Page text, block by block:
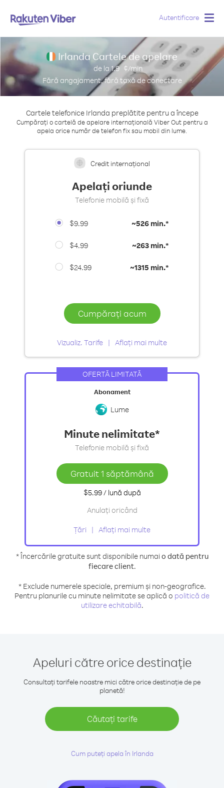
Autentificare
Irlanda Cartele de apelare
de la1.9 ¢/min
Fără angajament, fără taxă de conectare
Cartele telefonice Irlanda preplătite pentru a începe
Cumpărați o cartelă de apelare internațională Viber Out pentru a
apela orice număr de telefon fix sau mobil din lume.
Credit internațional
Apelați oriunde
Telefonie mobilă și fixă
$9.99 ~526 min.*
$4.99 ~263 min.*
$24.99 ~1315 min.*
Cumpărați acum
Vizualiz. Tarife Aflați mai multe
OFERTĂ LIMITATĂ
Abonament
Lume
Minute nelimitate*
Telefonie mobilă și fixă
Gratuit 1 săptămână
$5.99/ lună după
Anulați oricând
Țări Aflați mai multe
* Încercările gratuite sunt disponibile numaio dată pentru
fiecare client.
* Exclude numerele speciale, premium și non-geografice.
Pentru planurile cu minute nelimitate se aplică o politică de
utilizare echitabilă.
Apeluri către orice destinație
Consultați tarifele noastre mici către orice destinație de pe
planetă!
Căutați tarife
Cum puteți apela în Irlanda